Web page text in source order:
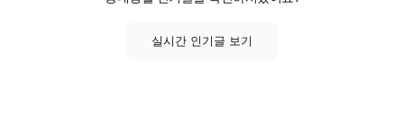
실시간 인기글 보기